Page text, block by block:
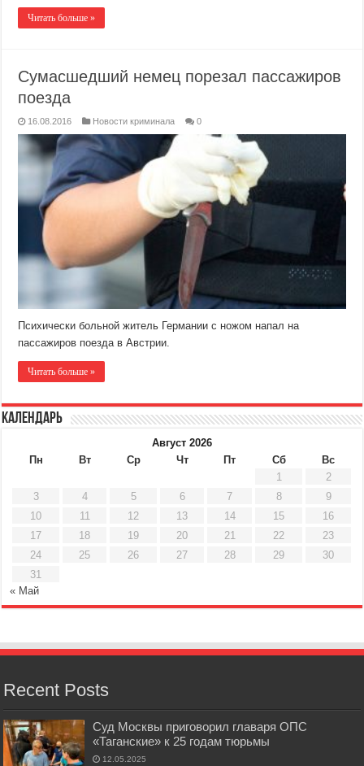
Читать больше »
Сумасшедший немец порезал пассажиров
поезда
16.08.2016 Новости криминала 0
Психически больной житель Германии с ножом напал на
пассажиров поезда в Австрии.
Читать больше »
Календарь
Август 2026
Пн
Вт Ср Чт Пт Сб
Вс
1
2
3
4 5 6 7 8
9
10
11 12 13 14 15
16
17
18 19 20 21 22
23
24
25 26 27 28 29
30
31
« Май
Recent Posts
Суд Москвы приговорил главаря ОПС
«Таганские» к 25 годам тюрьмы
12.05.2025